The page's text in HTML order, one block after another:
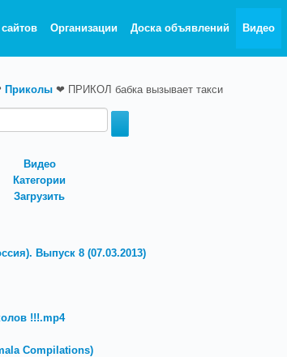
сайтов Организации Доска объявлений Видео
Приколы ❤ ПРИКОЛ бабка вызывает такси
Видео
Категории
Загрузить
Выпуск 8 (07.03.2013)
!!!.mp4
Compilations)